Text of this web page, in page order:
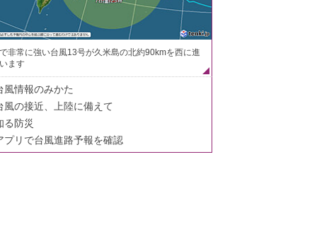
非常に強い台風13号が久米島の北約90kmを西に進
ます
風情報のみかた
風の接近、上陸に備えて
る防災
プリで台風進路予報を確認